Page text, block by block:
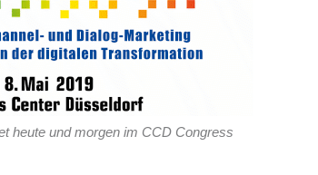
heute und morgen im CCD Congress